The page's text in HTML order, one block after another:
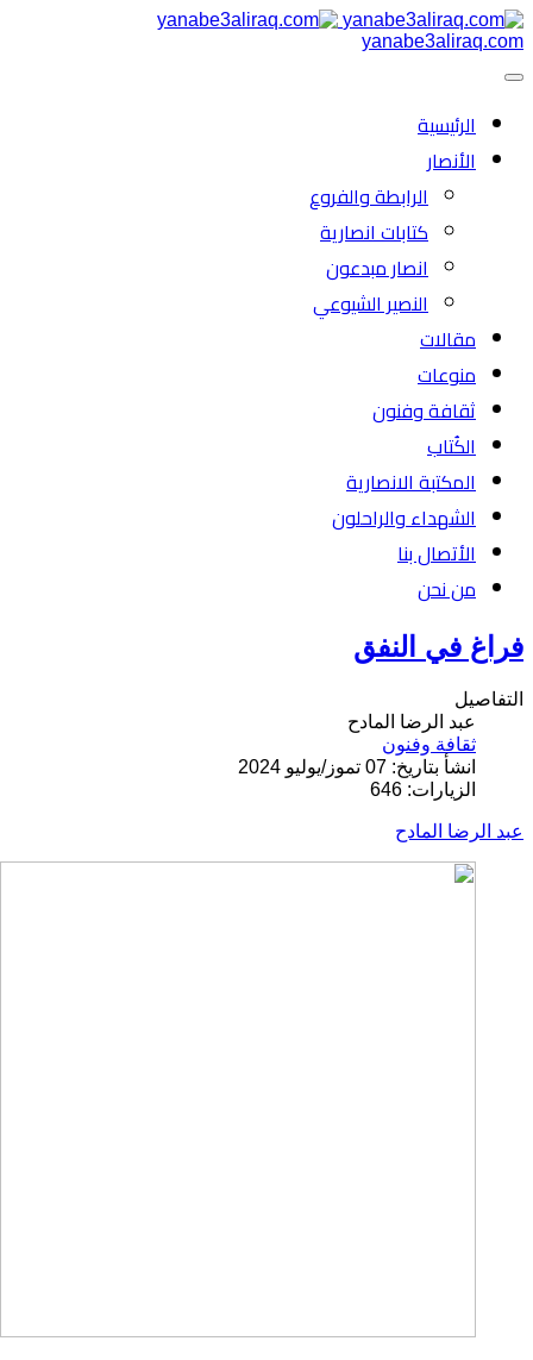
yanabe3aliraq.com
الرئیسية
الأنصار
الرابطة والفروع
كتابات انصارية
انصار مبدعون
النصیر الشیوعي
مقالات
منوعات
ثقافة وفنون
الكُتاب
المكتبة الانصارية
الشهداء والراحلون
الأتصال بنا
من نحن
فراغ في النفق
التفاصيل
عبد الرضا المادح
ثقافة وفنون
انشأ بتاريخ: 07 تموز/يوليو 2024
الزيارات: 646
عبد الرضا المادح